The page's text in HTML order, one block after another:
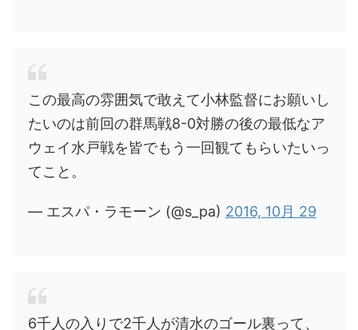
この最高の雰囲気で敢えて小林監督にお願いし
たいのは前回の群馬戦8-0対勝の後の最低なア
ウェイ水戸戦を皆でもう一回観てもらいたいっ
てこと。
— エスパ・ラモーン (@s_pa) 2016, 10月 29
6千人の入りで2千人が清水のゴール裏って、